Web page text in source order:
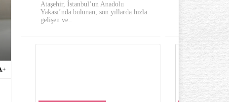
+
Ataşehir, İstanbul’un Anadolu
Yakası’nda bulunan, son yıllarda hızla
gelişen ve..
Göz
önemli